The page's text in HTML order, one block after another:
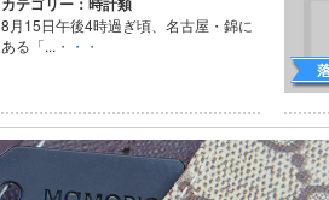
8月15日午後4時過ぎ頃、名古屋・錦に
ある「... ・・・